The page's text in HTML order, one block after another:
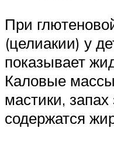
При
(целиакии) у
показывает
Каловые
мастики,
содержатся